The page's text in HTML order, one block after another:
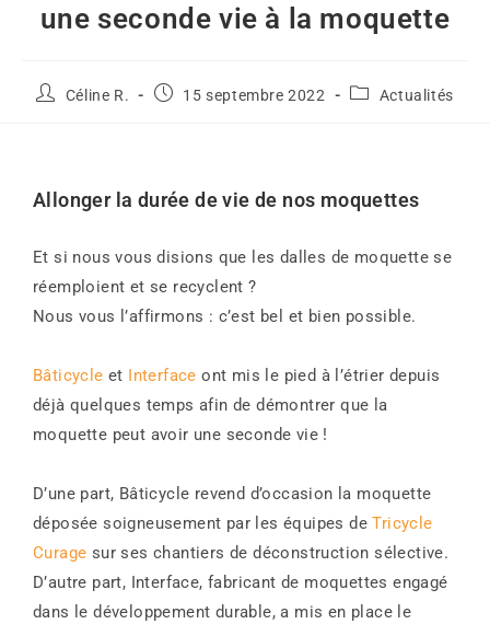
une seconde vie à la moquette
Céline R. 15 septembre 2022 Actualités
Allonger la durée de vie de nos moquettes
Et si nous vous disions que les dalles de moquette se
réemploient et se recyclent ?
Nous vous l’affirmons : c’est bel et bien possible.
Bâticycle et Interfaceont mis le pied à l’étrier depuis
déjà quelques temps afin de démontrer que la
moquette peut avoir une seconde vie !
D’une part, Bâticycle revend d’occasion la moquette
déposée soigneusement par les équipes deTricycle
Curage sur ses chantiers de déconstruction sélective.
D’autre part, Interface, fabricant de moquettes engagé
dans le développement durable, a mis en place le